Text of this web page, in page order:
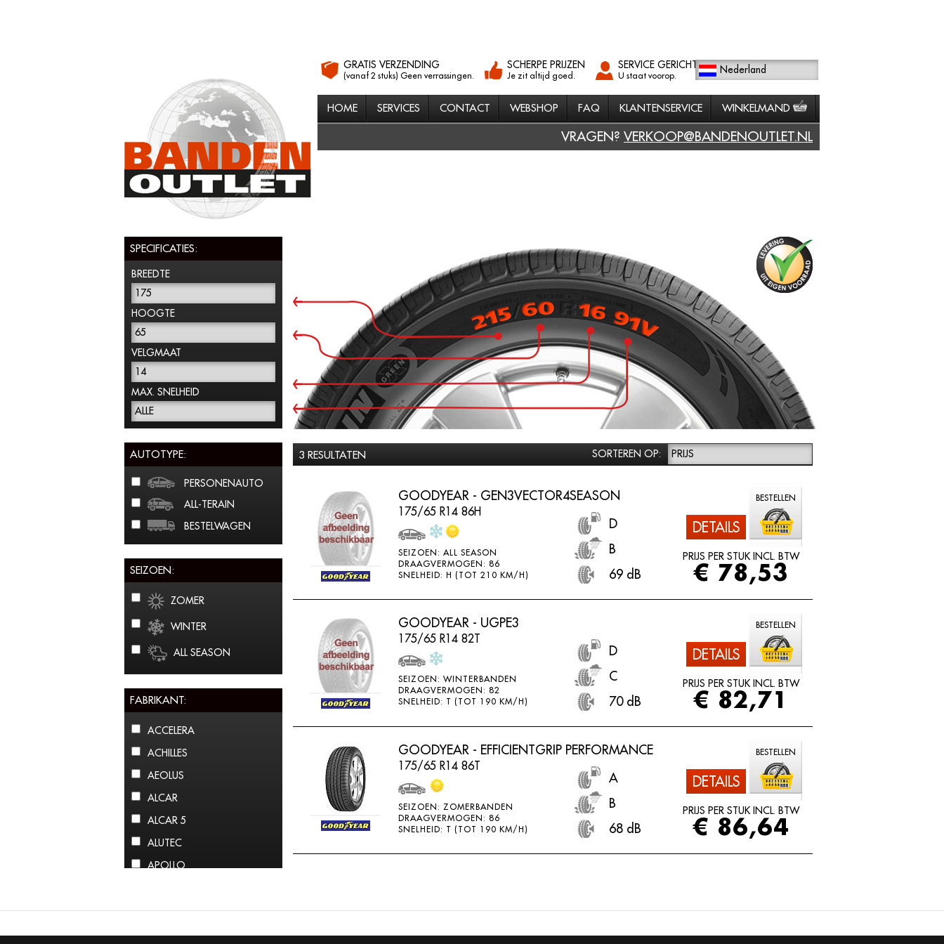
GRATIS VERZENDING
(vanaf 2 stuks) Geen verrassingen.
SCHERPE PRIJZEN
Je zit altijd goed.
SERVICE GERICHT
U staat voorop. Nederland
HOME SERVICES CONTACT WEBSHOP FAQ KLANTENSERVICE WINKELMAND
VRAGEN? VERKOOP@BANDENOUTLET.NL
SPECIFICATIES:
BREEDTE
175
HOOGTE
65
VELGMAAT
14
MAX. SNELHEID
ALLE
AUTOTYPE:
PERSONENAUTO
ALL-TERAIN
BESTELWAGEN
SEIZOEN:
ZOMER
WINTER
ALL SEASON
FABRIKANT:
ACCELERA
ACHILLES
AEOLUS
ALCAR
ALCAR 5
ALUTEC
APOLLO
ARROWSPEED
ATLAS
3 RESULTATEN SORTEREN OP: PRIJS
GOODYEAR - GEN3VECTOR4SEASON
175/65 R14 86H
SEIZOEN: ALL SEASON
DRAAGVERMOGEN: 86
SNELHEID: H (TOT 210 KM/H)
D
B
69 dB
DETAILS
BESTELLEN
PRIJS PER STUK INCL. BTW
€ 78,53
GOODYEAR - UGPE3
175/65 R14 82T
SEIZOEN: WINTERBANDEN
DRAAGVERMOGEN: 82
SNELHEID: T (TOT 190 KM/H)
D
C
70 dB
DETAILS
BESTELLEN
PRIJS PER STUK INCL. BTW
€ 82,71
GOODYEAR - EFFICIENTGRIP PERFORMANCE
175/65 R14 86T
SEIZOEN: ZOMERBANDEN
DRAAGVERMOGEN: 86
SNELHEID: T (TOT 190 KM/H)
A
B
68 dB
DETAILS
BESTELLEN
PRIJS PER STUK INCL. BTW
€ 86,64